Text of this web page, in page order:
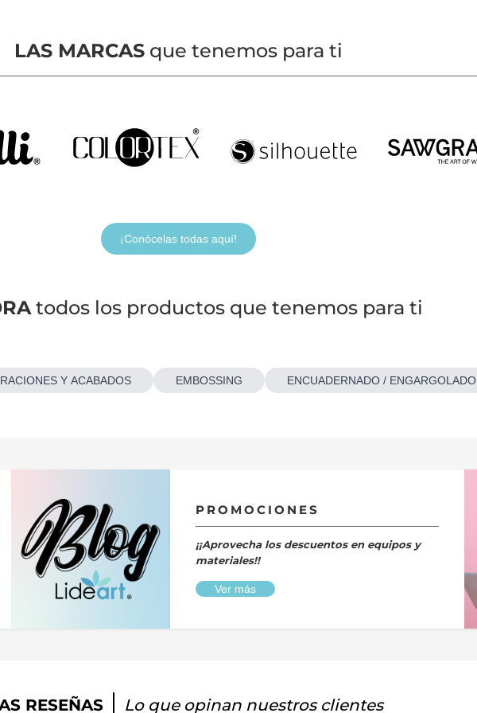
LAS MARCASque tenemos para ti
¡Conócelas todas aquí!
todos los productos que tenemos para ti
Y ACABADOS EMBOSSING ENCUADERNADO / ENGARGOLADO
PROMOCIONES
¡¡Aprovecha los descuentos en equipos y
materiales!!
Ver más
RESEÑAS Lo que opinan nuestros clientes